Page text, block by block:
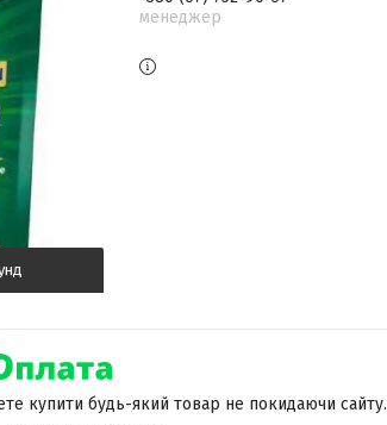
менеджер
купити будь-який товар не покидаючи сайту.